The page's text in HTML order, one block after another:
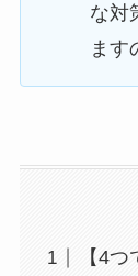
な対
ます
【4